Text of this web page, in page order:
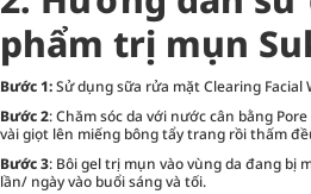
phẩm trị mụn
Bước 1:Sử dụng sữa rửa mặt Clearing Facial
Bước 2: Chăm sóc da với nước cân bằng
vài giọt lên miếng bông tẩy trang rồi thấm
Bước 3: Bôi gel trị mụn vào vùng da đang bị
lần/ ngày vào buổi sáng và tối.